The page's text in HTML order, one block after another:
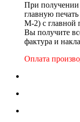
При получении
главную
М-2) с главной
Вы получите
фактура и
Оплата